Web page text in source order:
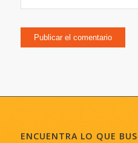
ENCUENTRA LO QUE